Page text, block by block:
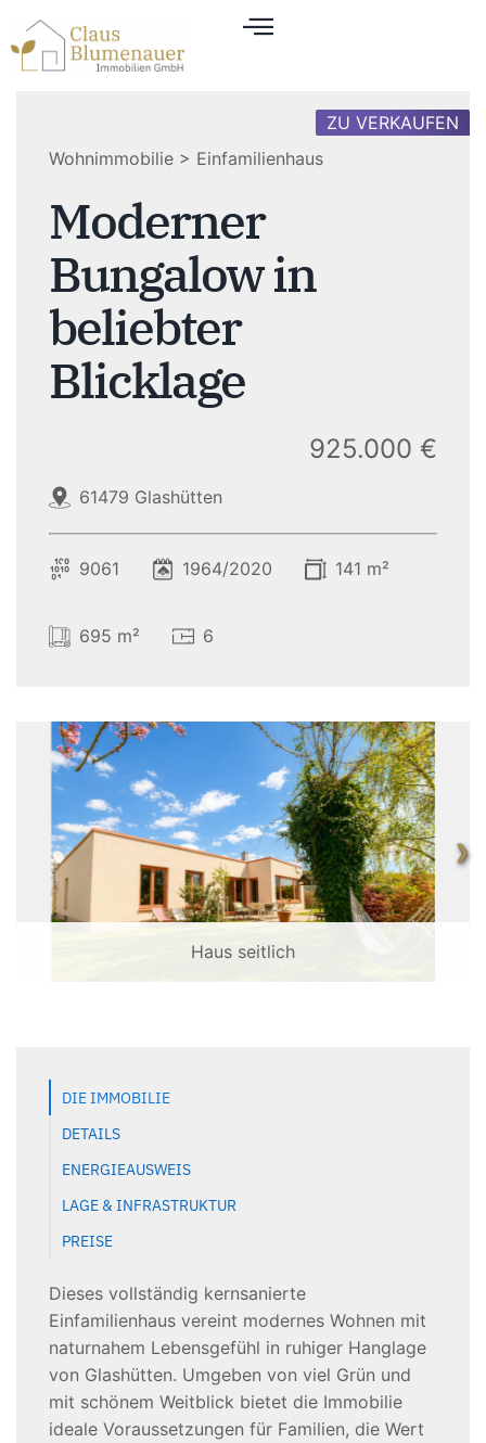
Wohnimmobilie > Einfamilienhaus
ZU VERKAUFEN
Moderner
Bungalow in
beliebter
Blicklage
61479 Glashütten
925.000 €
9061 1964/2020 141 m²
695 m² 6
Haus seitlich
❯
DIE IMMOBILIE
DETAILS
ENERGIEAUSWEIS
LAGE & INFRASTRUKTUR
PREISE
Dieses vollständig kernsanierte
Einfamilienhaus vereint modernes Wohnen mit
naturnahem Lebensgefühl in ruhiger Hanglage
von Glashütten. Umgeben von viel Grün und
mit schönem Weitblick bietet die Immobilie
ideale Voraussetzungen für Familien, die Wert